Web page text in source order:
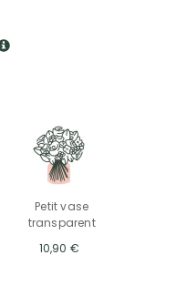
Petit vase
transparent
10,90 €